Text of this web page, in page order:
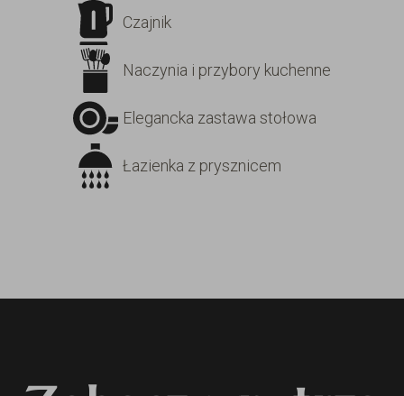
Czajnik
Naczynia i przybory kuchenne
Elegancka zastawa stołowa
Łazienka z prysznicem